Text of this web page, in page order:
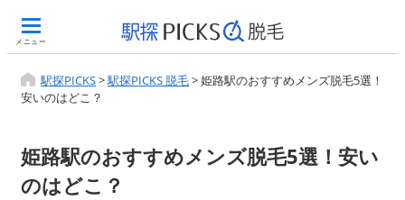
メニュー
駅探PICKS>駅探PICKS 脱毛>姫路駅のおすすめメンズ脱毛5選！
安いのはどこ？
姫路駅のおすすめメンズ脱毛5選！安い
のはどこ？